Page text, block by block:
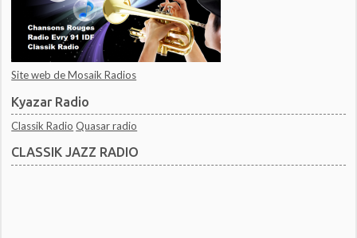
Site web de Mosaik Radios
Kyazar Radio
Classik Radio Quasar radio
CLASSIK JAZZ RADIO